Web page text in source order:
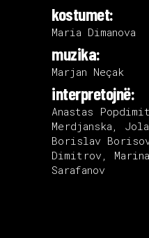
kostumet:
Maria Dimanova
muzika:
Marjan Neçak
interpretojnë:
Anastas
Merdjanska,
Borislav
Dimitrov,
Sarafanov